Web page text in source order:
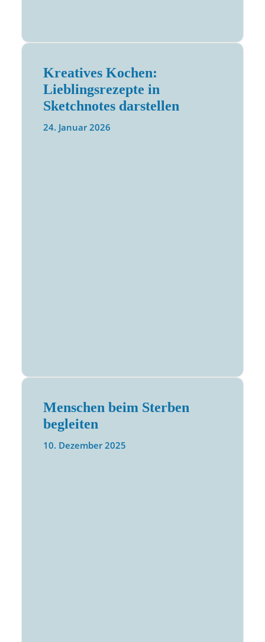
Kreatives Kochen:
Lieblingsrezepte in
Sketchnotes darstellen
24. Januar 2026
Menschen beim Sterben
begleiten
10. Dezember 2025